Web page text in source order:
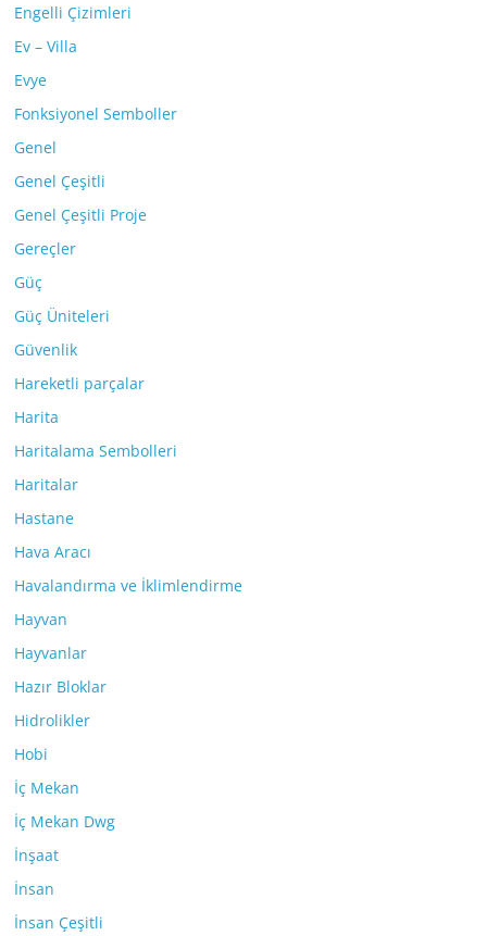
Engelli Çizimleri
Ev – Villa
Evye
Fonksiyonel Semboller
Genel
Genel Çeşitli
Genel Çeşitli Proje
Gereçler
Güç
Güç Üniteleri
Güvenlik
Hareketli parçalar
Harita
Haritalama Sembolleri
Haritalar
Hastane
Hava Aracı
Havalandırma ve İklimlendirme
Hayvan
Hayvanlar
Hazır Bloklar
Hidrolikler
Hobi
İç Mekan
İç Mekan Dwg
İnşaat
İnsan
İnsan Çeşitli